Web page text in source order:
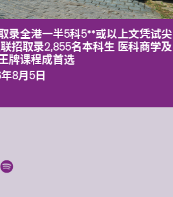
录全港一半5科5**或以上文凭试尖
招取录2,855名本科生 医科商学及
牌课程成首选
8月5日